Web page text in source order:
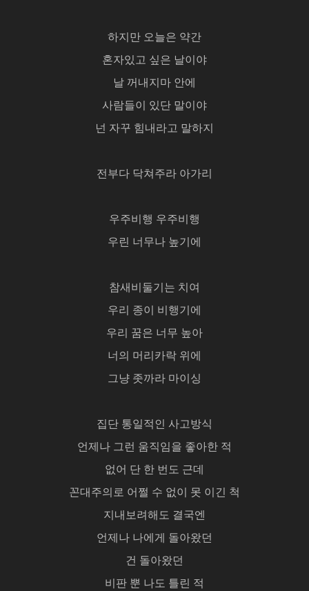
하지만 오늘은 약간
혼자있고 싶은 날이야
날 꺼내지마 안에
사람들이 있단 말이야
넌 자꾸 힘내라고 말하지
전부다 닥쳐주라 아가리
우주비행 우주비행
우린 너무나 높기에
참새비둘기는 치여
우리 종이 비행기에
우리 꿈은 너무 높아
너의 머리카락 위에
그냥 좃까라 마이싱
집단 통일적인 사고방식
언제나 그런 움직임을 좋아한 적
없어 단 한 번도 근데
꼰대주의로 어쩔 수 없이 못 이긴 척
지내보려해도 결국엔
언제나 나에게 돌아왔던
건 돌아왔던
비판 뿐 나도 틀린 적